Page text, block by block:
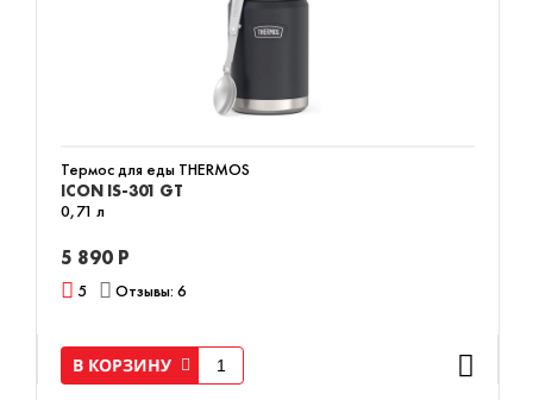
Термос для еды THERMOS
ICON IS-301 GT
0,71 л
5 890 Р
5 Отзывы: 6
В КОРЗИНУ